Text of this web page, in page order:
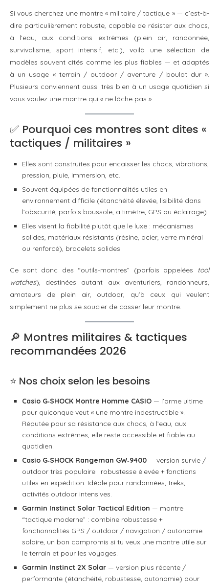
Si vous cherchez une montre « militaire / tactique » — c’est-à-
dire particulièrement robuste, capable de résister aux chocs,
à l’eau, aux conditions extrêmes (plein air, randonnée,
survivalisme, sport intensif, etc.), voilà une sélection de
modèles souvent cités comme les plus fiables — et adaptés
à un usage « terrain / outdoor / aventure / boulot dur ».
Plusieurs conviennent aussi très bien à un usage quotidien si
vous voulez une montre qui « ne lâche pas ».
✅ Pourquoi ces montres sont dites «
tactiques / militaires »
Elles sont construites pour encaisser les chocs, vibrations,
pression, pluie, immersion, etc.
Souvent équipées de fonctionnalités utiles en
environnement difficile (étanchéité élevée, lisibilité dans
l’obscurité, parfois boussole, altimètre, GPS ou éclairage).
Elles visent la fiabilité plutôt que le luxe : mécanismes
solides, matériaux résistants (résine, acier, verre minéral
ou renforcé), bracelets solides.
Ce sont donc des “outils-montres” (parfois appelées
tool
watches), destinées autant aux aventuriers, randonneurs,
amateurs de plein air, outdoor, qu’à ceux qui veulent
simplement ne plus se soucier de casser leur montre.
🔎 Montres militaires & tactiques
recommandées 2026
⭐ Nos choix selon les besoins
Casio G‑SHOCK Montre Homme CASIO — l’arme ultime
pour quiconque veut « une montre indestructible ».
Réputée pour sa résistance aux chocs, à l’eau, aux
conditions extrêmes, elle reste accessible et fiable au
quotidien.
Casio G‑SHOCK Rangeman GW‑9400 — version survie /
outdoor très populaire : robustesse élevée + fonctions
utiles en expédition. Idéale pour randonnées, treks,
activités outdoor intensives.
Garmin Instinct Solar Tactical Edition — montre
“tactique moderne” : combine robustesse +
fonctionnalités GPS / outdoor / navigation / autonomie
solaire, un bon compromis si tu veux une montre utile sur
le terrain et pour les voyages.
Garmin Instinct 2X Solar — version plus récente /
performante (étanchéité, robustesse, autonomie) pour